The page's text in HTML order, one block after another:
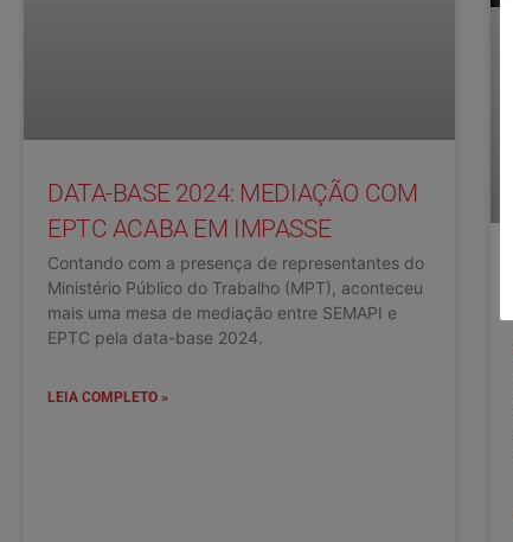
DATA-BASE 2024: MEDIAÇÃO COM
EPTC ACABA EM IMPASSE
Contando com a presença de representantes do
Ministério Público do Trabalho (MPT), aconteceu
mais uma mesa de mediação entre SEMAPI e
EPTC pela data-base 2024.
LEIA COMPLETO »